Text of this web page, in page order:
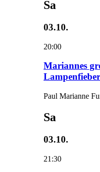
Sa
03.10.
20:00
Mariannes
Paul Marianne
Sa
03.10.
21:30